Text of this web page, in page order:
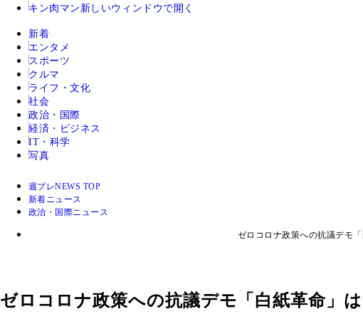
キン肉マン 新しいウィンドウで開く
新着
エンタメ
スポーツ
クルマ
ライフ・文化
社会
政治・国際
経済・ビジネス
IT・科学
写真
週プレNEWS TOP
新着ニュース
政治・国際ニュース
ゼロコロナ政策への抗議デモ
ゼロコロナ政策への抗議デモ「白紙革命」